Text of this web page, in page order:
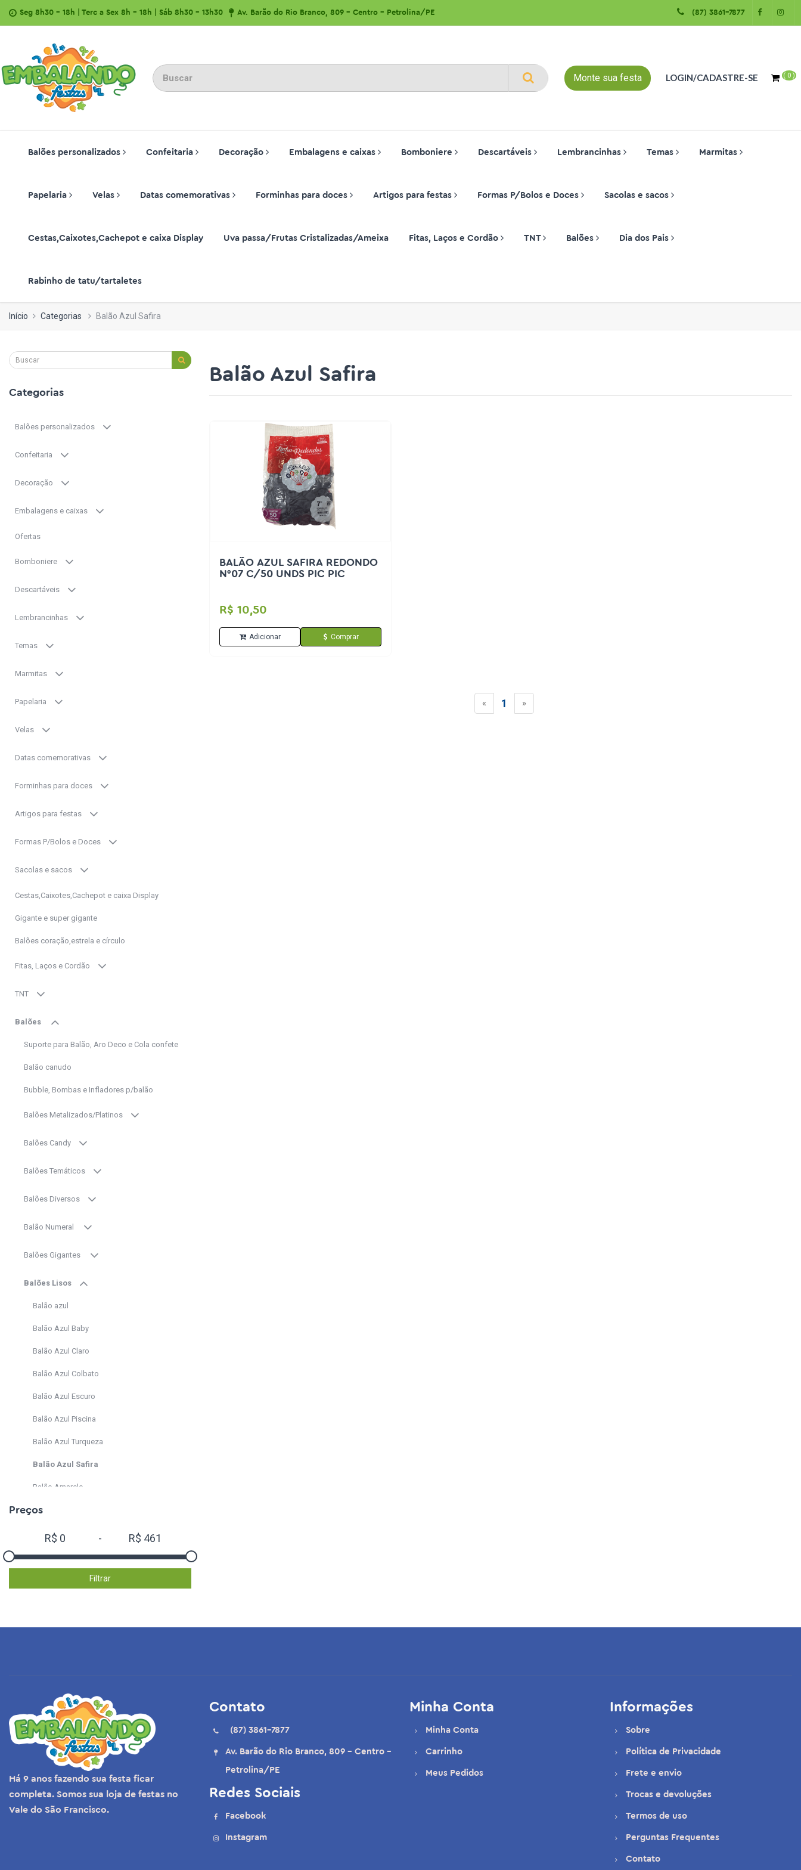
Seg 8h30 - 18h | Terc a Sex 8h - 18h | Sáb 8h30 - 13h30 Av. Barão do Rio Branco, 809 - Centro - Petrolina/PE (87) 3861-7877
Monte sua festa LOGIN/CADASTRE-SE ( 0 )
Balões personalizados Confeitaria Decoração Embalagens e caixas Bomboniere Descartáveis Lembrancinhas Temas Marmitas
Papelaria Velas Datas comemorativas Forminhas para doces Artigos para festas Formas P/Bolos e Doces Sacolas e sacos
Cestas,Caixotes,Cachepot e caixa Display Uva passa/Frutas Cristalizadas/Ameixa Fitas, Laços e Cordão TNT Balões Dia dos Pais
Rabinho de tatu/tartaletes
Início Categorias Balão Azul Safira
Categorias
Balões personalizados
Confeitaria
Decoração
Embalagens e caixas
Ofertas
Bomboniere
Descartáveis
Lembrancinhas
Temas
Marmitas
Papelaria
Velas
Datas comemorativas
Forminhas para doces
Artigos para festas
Formas P/Bolos e Doces
Sacolas e sacos
Cestas,Caixotes,Cachepot e caixa Display
Gigante e super gigante
Balões coração,estrela e círculo
Fitas, Laços e Cordão
TNT
Balões
Suporte para Balão, Aro Deco e Cola confete
Balão canudo
Bubble, Bombas e Infladores p/balão
Balões Metalizados/Platinos
Balões Candy
Balões Temáticos
Balões Diversos
Balão Numeral
Balões Gigantes
Balões Lisos
Balão azul
Balão Azul Baby
Balão Azul Claro
Balão Azul Colbato
Balão Azul Escuro
Balão Azul Piscina
Balão Azul Turqueza
Balão Azul Safira
Balão Amarelo
Balão Amarelo Citrino
Balão Bege
Balão Bordo
Balão Marrom
Balão Mocaccino
Balão New Pink
Balão Nude
Balão Pink
Preços
R$ 0 - R$ 461
Filtrar
Balão Azul Safira
BALÃO AZUL SAFIRA REDONDO
N°07 C/50 UNDS PIC PIC
R$ 10,50
Adicionar Comprar
« 1 »
Há 9 anos fazendo sua festa ficar
completa. Somos sua loja de festas no
Vale do São Francisco.
Contato
(87) 3861-7877
Av. Barão do Rio Branco, 809 - Centro -
Petrolina/PE
Redes Sociais
Facebook
Instagram
Minha Conta
Minha Conta
Carrinho
Meus Pedidos
Informações
Sobre
Política de Privacidade
Frete e envio
Trocas e devoluções
Termos de uso
Perguntas Frequentes
Contato